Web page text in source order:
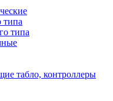
типа
типа
табло, контроллеры